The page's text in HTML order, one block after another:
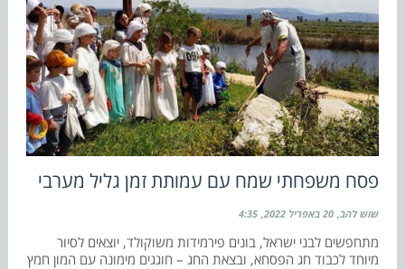
פסח משפחתי שמח עם עמותת זמן גליל מערבי
שוש להב 20 באפריל 2022 4:35
מתחפשים לבני ישראל, בונים פירמידות משוקולד, יוצאים לסיור
מיוחד לכבוד חג הפסחא, ובצאת החג – חוגגים מימונה עם המון חמץ